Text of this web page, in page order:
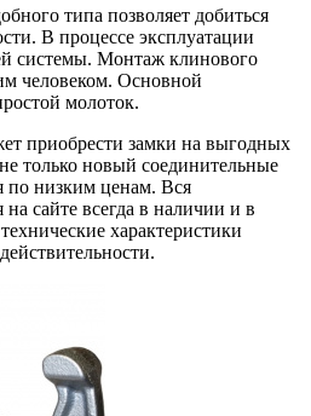
типа позволяет добиться
В процессе эксплуатации
системы. Монтаж клинового
человеком. Основной
молоток.
приобрести замки на выгодных
только новый соединительные
по низким ценам. Вся
сайте всегда в наличии и в
характеристики